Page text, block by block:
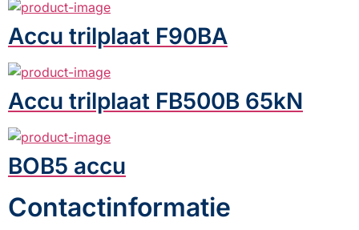
Accu trilplaat F90BA
Accu trilplaat FB500B 65kN
BOB5 accu
Contactinformatie